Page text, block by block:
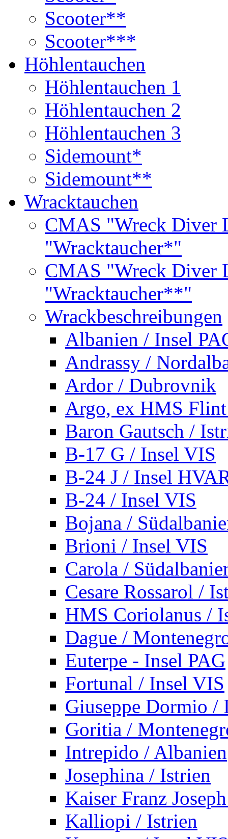
Scooter**
Scooter***
Höhlentauchen
Höhlentauchen 1
Höhlentauchen 2
Höhlentauchen 3
Sidemount*
Sidemount**
Wracktauchen
CMAS "Wreck Diver
"Wracktaucher*"
CMAS "Wreck Diver
"Wracktaucher**"
Wrackbeschreibungen
Albanien / Insel
Andrassy /
Ardor / Dubrovnik
Argo, ex HMS
Baron Gautsch /
B-17 G / Insel VIS
B-24 J / Insel
B-24 / Insel VIS
Bojana /
Brioni / Insel VIS
Carola /
Cesare Rossarol /
HMS Coriolanus /
Dague /
Euterpe - Insel PAG
Fortunal / Insel VIS
Giuseppe Dormio /
Goritia /
Intrepido / Albanien
Josephina / Istrien
Kaiser Franz
Kalliopi / Istrien